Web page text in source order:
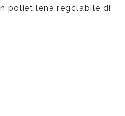
polietilene regolabile di